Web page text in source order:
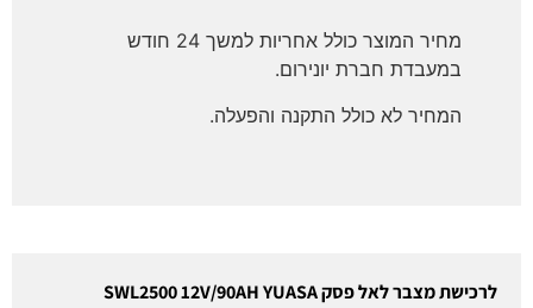
מחיר המוצר כולל אחריות למשך 24 חודש
במעבדת חברת יונירום.
המחיר לא כולל התקנה והפעלה.
לרכישת מצבר לאל פסק SWL2500 12V/90AH YUASA